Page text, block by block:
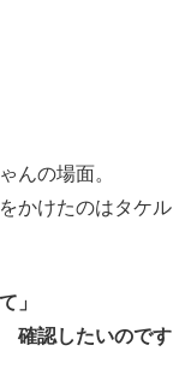
んの場面。
かけたのはタケル
」
認したいのです